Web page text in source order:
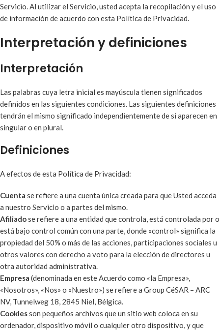
Servicio. Al utilizar el Servicio, usted acepta la recopilación y el uso
de información de acuerdo con esta Política de Privacidad.
Interpretación y definiciones
Interpretación
Las palabras cuya letra inicial es mayúscula tienen significados
definidos en las siguientes condiciones. Las siguientes definiciones
tendrán el mismo significado independientemente de si aparecen en
singular o en plural.
Definiciones
A efectos de esta Política de Privacidad:
Cuenta se refiere a una cuenta única creada para que Usted acceda
a nuestro Servicio o a partes del mismo.
Afiliadose refiere a una entidad que controla, está controlada por o
está bajo control común con una parte, donde «control» significa la
propiedad del 50% o más de las acciones, participaciones sociales u
otros valores con derecho a voto para la elección de directores u
otra autoridad administrativa.
Empresa (denominada en este Acuerdo como «la Empresa»,
«Nosotros», «Nos» o «Nuestro») se refiere a Group CéSAR – ARC
NV, Tunnelweg 18, 2845 Niel, Bélgica.
Cookiesson pequeños archivos que un sitio web coloca en su
ordenador, dispositivo móvil o cualquier otro dispositivo, y que